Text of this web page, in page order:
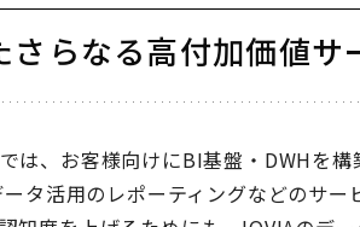
らなる高付加価値サ
は、お客様向けにBI基盤・DWHを
タ活用のレポーティングなどのサー